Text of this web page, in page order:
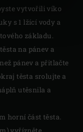
vytvořili víko
s 1 lžící vody a
základu.
na pánev a
pánev a přitlačte
těsta srolujte a
utěsnila a
horní část těsta.